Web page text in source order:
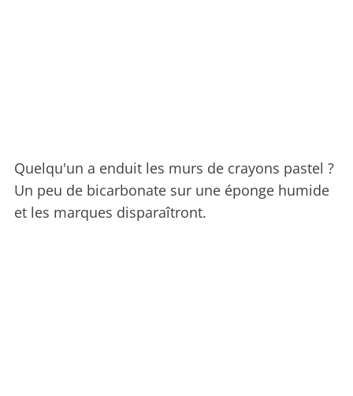
Quelqu'un a enduit les murs de crayons pastel ?
Un peu de bicarbonate sur une éponge humide
et les marques disparaîtront.